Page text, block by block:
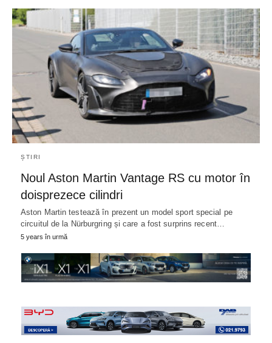
ȘTIRI
Noul Aston Martin Vantage RS cu motor în
doisprezece cilindri
Aston Martin testează în prezent un model sport special pe
circuitul de la Nürburgring și care a fost surprins recent…
5 years în urmă